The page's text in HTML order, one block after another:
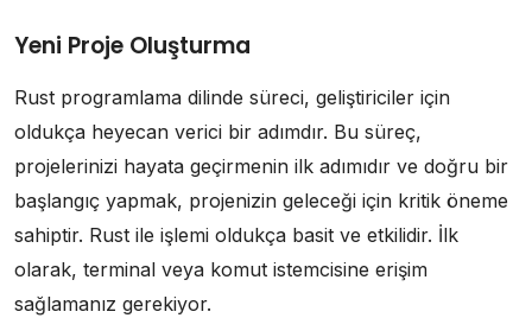
Yeni Proje Oluşturma
Rust programlama dilinde süreci, geliştiriciler için
oldukça heyecan verici bir adımdır. Bu süreç,
projelerinizi hayata geçirmenin ilk adımıdır ve doğru bir
başlangıç yapmak, projenizin geleceği için kritik öneme
sahiptir. Rust ile işlemi oldukça basit ve etkilidir. İlk
olarak, terminal veya komut istemcisine erişim
sağlamanız gerekiyor.